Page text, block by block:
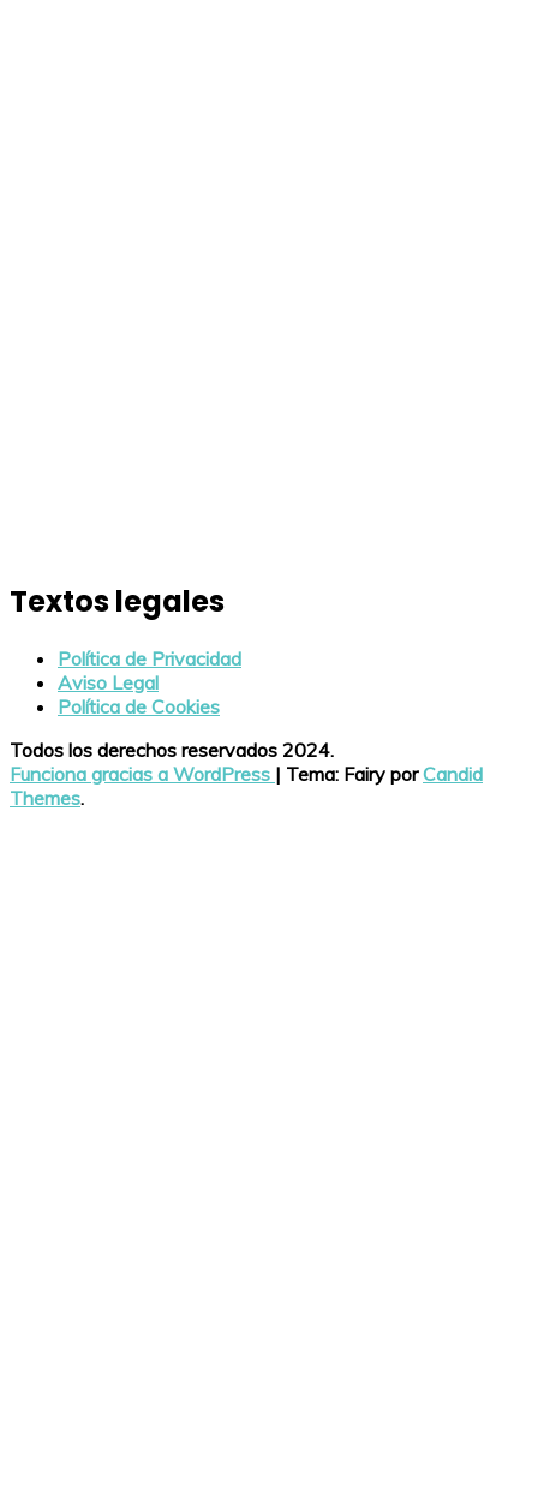
Textos legales
Política de Privacidad
Aviso Legal
Política de Cookies
Todos los derechos reservados 2024.
Funciona gracias a WordPress | Tema: Fairy porCandid
Themes.